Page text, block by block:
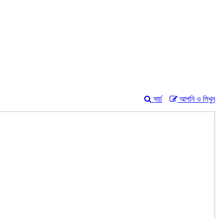
আপনি ও লিখুন
সার্চ